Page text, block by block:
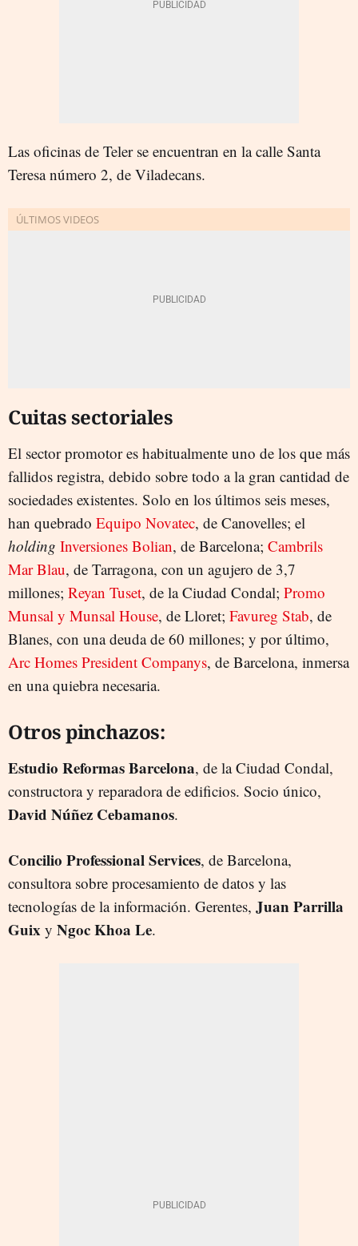
Las oficinas de Teler se encuentran en la calle Santa
Teresa número 2, de Viladecans.
Cuitas sectoriales
El sector promotor es habitualmente uno de los que más
fallidos registra, debido sobre todo a la gran cantidad de
sociedades existentes. Solo en los últimos seis meses,
han quebrado Equipo Novatec, de Canovelles; el
holding Inversiones Bolian, de Barcelona; Cambrils
Mar Blau, de Tarragona, con un agujero de 3,7
millones; Reyan Tuset, de la Ciudad Condal; Promo
Munsal y Munsal House, de Lloret; Favureg Stab, de
Blanes, con una deuda de 60 millones; y por último,
Arc Homes President Companys, de Barcelona, inmersa
en una quiebra necesaria.
Otros pinchazos:
Estudio Reformas Barcelona, de la Ciudad Condal,
constructora y reparadora de edificios. Socio único,
David Núñez Cebamanos.
Concilio Professional Services, de Barcelona,
consultora sobre procesamiento de datos y las
tecnologías de la información. Gerentes, Juan Parrilla
Guix y Ngoc Khoa Le.